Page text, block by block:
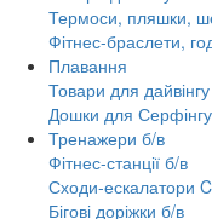
Термоси, пляшки,
Фітнес-браслети,
Плавання
Товари для дайвінгу
Дошки для Серфінгу
Тренажери б/в
Фітнес-станції б/в
Сходи-ескалатори
Бігові доріжки б/в